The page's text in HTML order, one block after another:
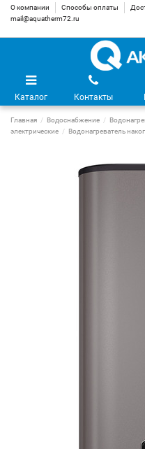
О компании Способы оплаты
mail@aquatherm72.ru
Каталог Контакты
Главная Водоснабжение
электрические
Водонагреватель